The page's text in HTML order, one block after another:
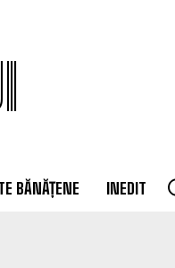
BĂNĂȚENE INEDIT